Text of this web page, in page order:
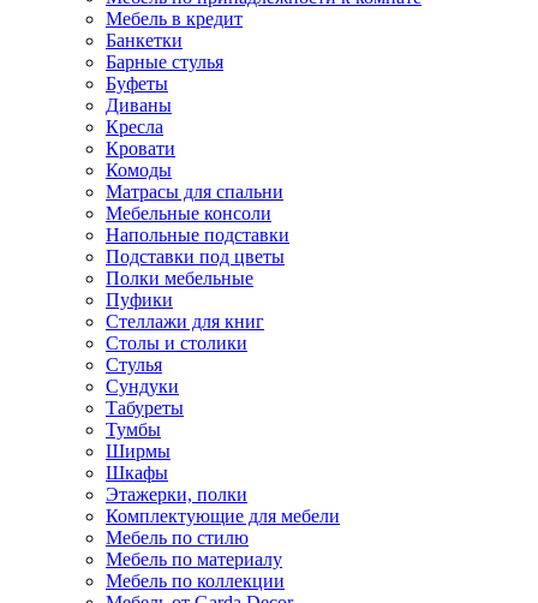
Мебель в кредит
Банкетки
Барные стулья
Буфеты
Диваны
Кресла
Кровати
Комоды
Матрасы для спальни
Мебельные консоли
Напольные подставки
Подставки под цветы
Полки мебельные
Пуфики
Стеллажи для книг
Столы и столики
Стулья
Сундуки
Табуреты
Тумбы
Ширмы
Шкафы
Этажерки, полки
Комплектующие для мебели
Мебель по стилю
Мебель по материалу
Мебель по коллекции